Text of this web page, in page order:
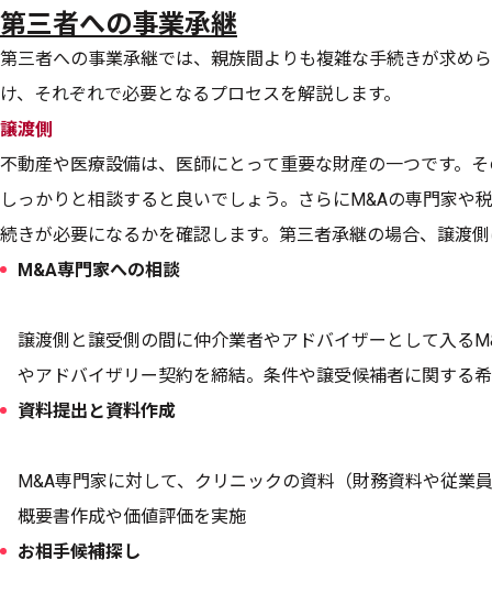
第三者への事業承継
第三者への事業承継では、親族間よりも複雑な手続きが求め
け、それぞれで必要となるプロセスを解説します。
譲渡側
不動産や医療設備は、医師にとって重要な財産の一つです。
しっかりと相談すると良いでしょう。さらにM&Aの専門家や
続きが必要になるかを確認します。第三者承継の場合、譲渡
M&A専門家への相談
譲渡側と譲受側の間に仲介業者やアドバイザーとして入る
やアドバイザリー契約を締結。条件や譲受候補者に関する
資料提出と資料作成
M&A専門家に対して、クリニックの資料（財務資料や従業
概要書作成や価値評価を実施
お相手候補探し